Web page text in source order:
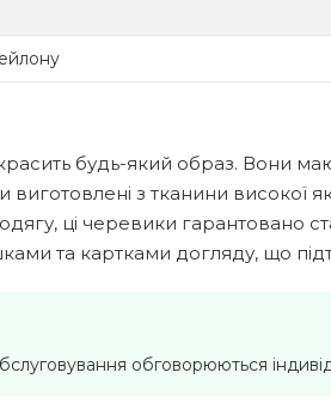
будь-який образ. Вони
з тканини високої
ці черевики
та картками догляду, що
обговорюються